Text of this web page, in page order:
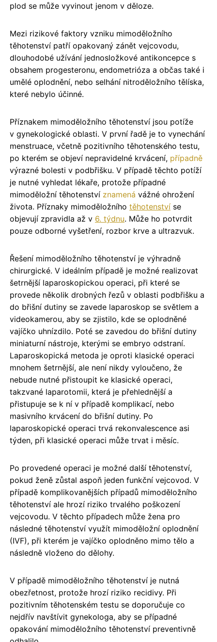
plod se může vyvinout jenom v děloze.
Mezi rizikové faktory vzniku mimoděložního
těhotenství patří opakovaný zánět vejcovodu,
dlouhodobé užívání jednosložkové antikoncepce s
obsahem progesteronu, endometrióza a občas také i
umělé oplodnění, nebo selhání nitroděložního tělíska,
které nebylo účinné.
Příznakem mimoděložního těhotenství jsou potíže
v gynekologické oblasti. V první řadě je to vynechání
menstruace, včetně pozitivního těhotenského testu,
po kterém se objeví nepravidelné krvácení, případně
výrazné bolesti v podbřišku. V případě těchto potíží
je nutné vyhledat lékaře, protože případné
mimoděložní těhotenství znamená vážné ohrožení
života. Příznaky mimoděložního těhotenství se
objevují zpravidla až v 6. týdnu. Může ho potvrdit
pouze odborné vyšetření, rozbor krve a ultrazvuk.
Řešení mimoděložního těhotenství je výhradně
chirurgické. V ideálním případě je možné realizovat
šetrnější laparoskopickou operaci, při které se
provede několik drobných řezů v oblasti podbřišku a
do břišní dutiny se zavede laparoskop se světlem a
videokamerou, aby se zjistilo, kde se oplodněné
vajíčko uhnízdilo. Poté se zavedou do břišní dutiny
miniaturní nástroje, kterými se embryo odstraní.
Laparoskopická metoda je oproti klasické operaci
mnohem šetrnější, ale není nikdy vyloučeno, že
nebude nutné přistoupit ke klasické operaci,
takzvané laparotomii, která je přehlednější a
přistupuje se k ní v případě komplikací, nebo
masivního krvácení do břišní dutiny. Po
laparoskopické operaci trvá rekonvalescence asi
týden, při klasické operaci může trvat i měsíc.
Po provedené operaci je možné další těhotenství,
pokud ženě zůstal aspoň jeden funkční vejcovod. V
případě komplikovanějších případů mimoděložního
těhotenství ale hrozí riziko trvalého poškození
vejcovodu. V těchto případech může žena pro
následné těhotenství využít mimoděložní oplodnění
(IVF), při kterém je vajíčko oplodněno mimo tělo a
následně vloženo do dělohy.
V případě mimoděložního těhotenství je nutná
obezřetnost, protože hrozí riziko recidivy. Při
pozitivním těhotenském testu se doporučuje co
nejdřív navštívit gynekologa, aby se případné
opakování mimoděložního těhotenství preventivně